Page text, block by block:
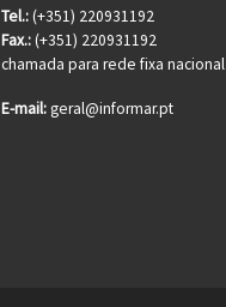
Tel.:(+351) 220931192
Fax.:(+351) 220931192
chamada para rede fixa nacional
E-mail:geral@informar.pt